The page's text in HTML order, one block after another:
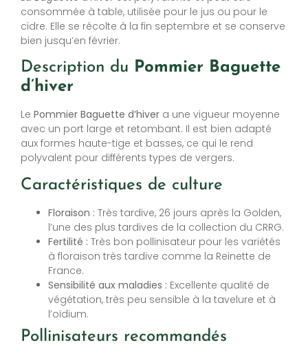
consommée à table, utilisée pour le jus ou pour le
cidre. Elle se récolte à la fin septembre et se conserve
bien jusqu’en février.
Description du Pommier Baguette
d’hiver
Le Pommier Baguette d’hiver a une vigueur moyenne
avec un port large et retombant. Il est bien adapté
aux formes haute-tige et basses, ce qui le rend
polyvalent pour différents types de vergers.
Caractéristiques de culture
Floraison : Très tardive, 26 jours après la Golden,
l’une des plus tardives de la collection du CRRG.
Fertilité : Très bon pollinisateur pour les variétés
à floraison très tardive comme la Reinette de
France.
Sensibilité aux maladies : Excellente qualité de
végétation, très peu sensible à la tavelure et à
l’oïdium.
Pollinisateurs recommandés